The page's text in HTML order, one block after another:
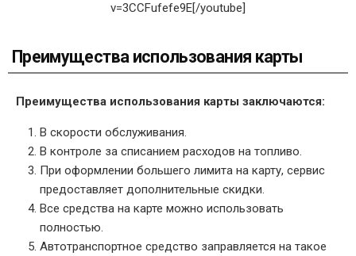
v=3CCFufefe9E[/youtube]
Преимущества использования карты
Преимущества использования карты заключаются:
В скорости обслуживания.
В контроле за списанием расходов на топливо.
При оформлении большего лимита на карту, сервис
предоставляет дополнительные скидки.
Все средства на карте можно использовать
полностью.
Автотранспортное средство заправляется на такое